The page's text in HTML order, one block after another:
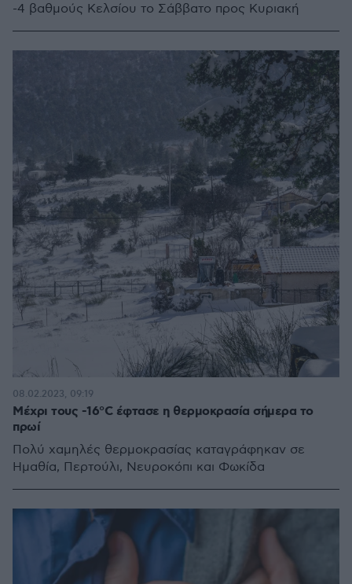
-4 βαθμούς Κελσίου το Σάββατο προς Κυριακή
Μέχρι τους -16°C έφτασε η θερμοκρασία σήμερα το
πρωί
Πολύ χαμηλές θερμοκρασίας καταγράφηκαν σε
Ημαθία, Περτούλι, Νευροκόπι και Φωκίδα
08.02.2023, 09:19